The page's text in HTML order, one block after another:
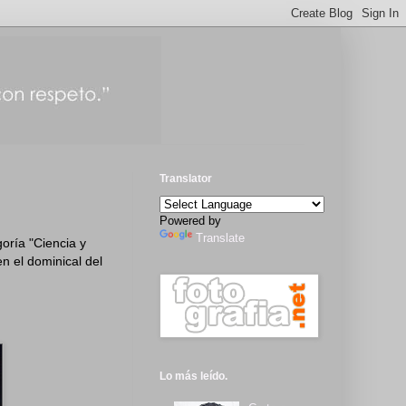
"Ciencia y
el dominical del
Translator
Powered by
Translate
Lo más leído.